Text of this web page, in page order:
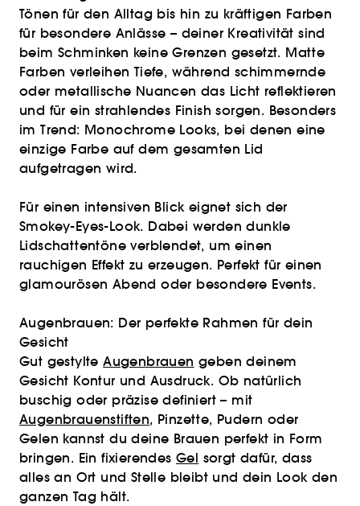
Tönen für den Alltag bis hin zu kräftigen Farben
für besondere Anlässe – deiner Kreativität sind
beim Schminken keine Grenzen gesetzt. Matte
Farben verleihen Tiefe, während schimmernde
oder metallische Nuancen das Licht reflektieren
und für ein strahlendes Finish sorgen. Besonders
im Trend: Monochrome Looks, bei denen eine
einzige Farbe auf dem gesamten Lid
aufgetragen wird.
Für einen intensiven Blick eignet sich der
Smokey-Eyes-Look. Dabei werden dunkle
Lidschattentöne verblendet, um einen
rauchigen Effekt zu erzeugen. Perfekt für einen
glamourösen Abend oder besondere Events.
Augenbrauen: Der perfekte Rahmen für dein
Gesicht
Gut gestylteAugenbrauen geben deinem
Gesicht Kontur und Ausdruck. Ob natürlich
buschig oder präzise definiert – mit
Augenbrauenstiften, Pinzette, Pudern oder
Gelen kannst du deine Brauen perfekt in Form
bringen. Ein fixierendes Gel sorgt dafür, dass
alles an Ort und Stelle bleibt und dein Look den
ganzen Tag hält.